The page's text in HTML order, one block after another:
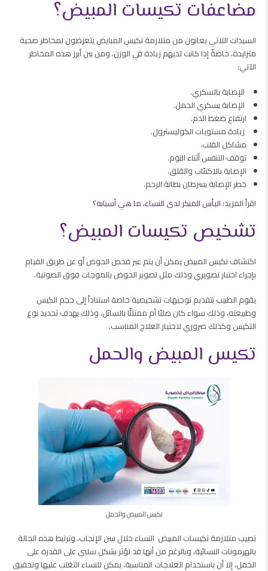
مضاعفات تكيسات المبيض؟
السيدات اللاتي يعانون من متلازمة تكيس المبايض يتعرضون لمخاطر صحية
متزايدة، خاصةً إذا كانت لديهم زيادة في الوزن، ومن بين أبرز هذه المخاطر
الآتي:
الإصابة بالسكري.
الإصابة بسكري الحمل.
ارتفاع ضغط الدم.
زيادة مستويات الكوليسترول.
مشاكل القلب.
توقف التنفس أثناء النوم.
الإصابة بالاكتئاب والقلق.
خطر الإصابة بسرطان بطانة الرحم.
اقرأ المزيد: اليأس المبكر لدى النساء، ما هي أسبابه؟
تشخيص تكيسات المبيض؟
اكتشاف تكيس المبيض يمكن أن يتم عبر فحص الحوض أو عن طريق القيام
بإجراء اختبار تصويري وذلك مثل تصوير الحوض بالموجات فوق الصوتية.
يقوم الطبيب بتقديم توجيهات تشخيصية خاصة استناداً إلى حجم الكيس
وطبيعته، وذلك سواء كان صلبًا أم ممتلئًا بالسائل، وذلك بهدف تحديد نوع
التكيس وكذلك ضروري لاختيار العلاج المناسب.
تكيس المبيض والحمل
تكيس المبيض والحمل
تصيب متلازمة تكيسات المبيض النساء خلال سن الإنجاب، وترتبط هذه الحالة
بالهرمونات النسائية، وبالرغم من أنها قد تؤثر بشكل سلبي على القدرة على
الحمل، إلا أن باستخدام العلاجات المناسبة، يمكن للنساء التغلب عليها وتحقيق